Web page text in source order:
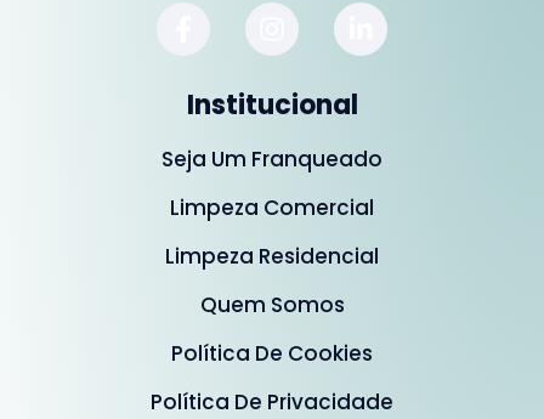
Institucional
Seja Um Franqueado
Limpeza Comercial
Limpeza Residencial
Quem Somos
Política De Cookies
Política De Privacidade